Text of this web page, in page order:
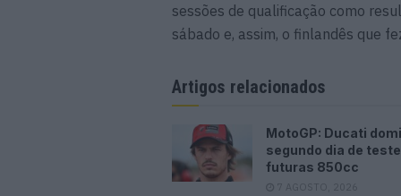
sessões de qualificação como
sábado e, assim, o finlandês que
Artigos relacionados
MotoGP: Ducati
segundo dia de
futuras 850cc
7 AGOSTO, 2026